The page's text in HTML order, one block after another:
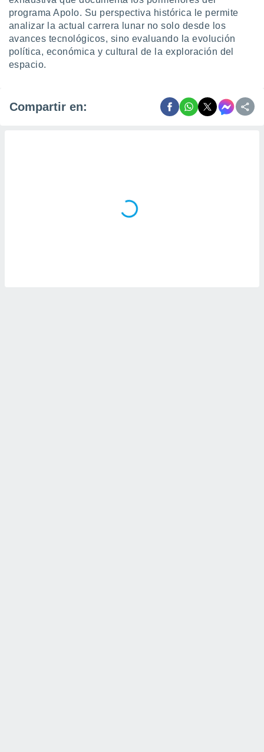
programa Apolo. Su perspectiva histórica le permite
analizar la actual carrera lunar no solo desde los
avances tecnológicos, sino evaluando la evolución
política, económica y cultural de la exploración del
espacio.
Compartir en: